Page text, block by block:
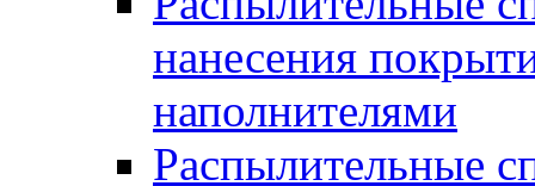
нанесения
наполнителями
Распылительные